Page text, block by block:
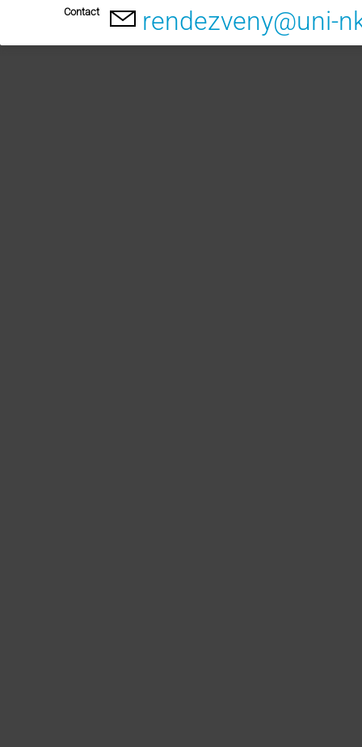
Contact rendezveny@uni-